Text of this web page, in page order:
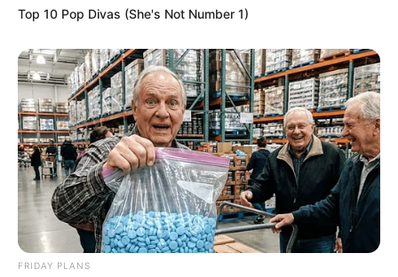
Top 10 Pop Divas (She's Not Number 1)
FRIDAY PLANS